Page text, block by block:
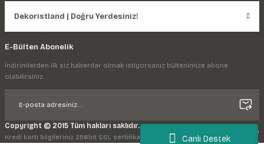
Canlı Destek
Dekoristland | Doğru Yerdesiniz!
E-Bülten Abonelik
İndirimlerden ilk siz haberdar olmak istiyorsanız bültenimize abone
olabilirsiniz.
Copyright © 2015 Tüm hakları saklıdır.
Kredi kartı bilgileriniz 256bit SSL sertifikası ile korunmaktadır.